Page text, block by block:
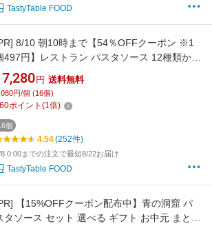
TastyTable FOOD
8/10 朝10時まで【54％OFFクーポン ※1
497円】レストラン パスタソース 12種類から
べる パスタ ソース セット (16個 麺なし)
/PastaSauce 限定MENU 手作り 送料無料 冷
グルメ 食品 お取り寄せ ギフト プレゼント
円 送料無料
円/個 (16個)
ポイント (1倍)
個
4.54(252件)
0:00までの注文で最短8/22お届け
TastyTable FOOD
【15%OFFクーポン配布中】青の洞窟 パ
タソース セット 選べる ギフト お中元 まとめ